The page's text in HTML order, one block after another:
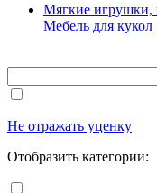
Мягкие игрушки,
Мебель для кукол
Не отражать уценку
Отобразить категории: